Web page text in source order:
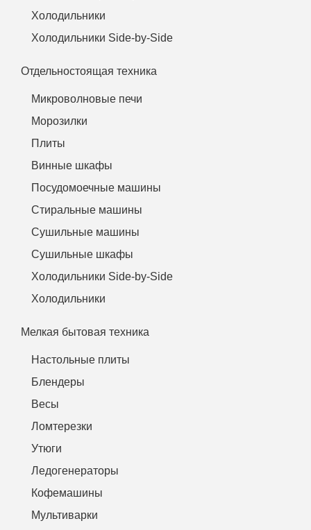
Холодильники
Холодильники Side-by-Side
Отдельностоящая техника
Микроволновые печи
Морозилки
Плиты
Винные шкафы
Посудомоечные машины
Стиральные машины
Сушильные машины
Сушильные шкафы
Холодильники Side-by-Side
Холодильники
Мелкая бытовая техника
Настольные плиты
Блендеры
Весы
Ломтерезки
Утюги
Ледогенераторы
Кофемашины
Мультиварки